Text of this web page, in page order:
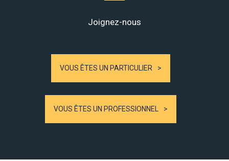
Joignez-nous
VOUS ÊTES UN PARTICULIER
VOUS ÊTES UN PROFESSIONNEL